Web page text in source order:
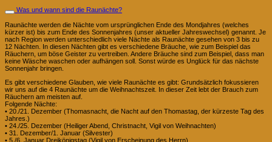
Was und wann sind die Raunächte?
Raunächte werden die Nächte vom ursprünglichen Ende des Mondjahres (welches
kürzer ist) bis zum Ende des Sonnenjahres (unser aktueller Jahreswechsel) genannt. Je
nach Region werden unterschiedlich viele Nächte als Raunächte gesehen von 3 bis zu
12 Nächten. In diesen Nächten gibt es verschiedene Bräuche, wie zum Beispiel das
Räuchern, um böse Geister zu vertreiben. Andere Bräuche sind zum Beispiel, dass man
keine Wäsche waschen oder aufhängen soll. Sonst würde es Unglück für das nächste
Sonnenjahr bringen.
Es gibt verschiedene Glauben, wie viele Raunächte es gibt: Grundsätzlich fokussieren
wir uns auf die 4 Raunächte um die Weihnachtszeit. In dieser Zeit lebt der Brauch zum
Räuchern am meisten auf.
Folgende Nächte:
• 20./21. Dezember (Thomasnacht, die Nacht auf den Thomastag, der kürzeste Tag des
Jahres.)
• 24./25. Dezember (Heiliger Abend, Christnacht, Vigil von Weihnachten)
• 31. Dezember/1. Januar (Silvester)
• 5./6. Januar Dreikönigstag (Vigil von Erscheinung des Herrn)